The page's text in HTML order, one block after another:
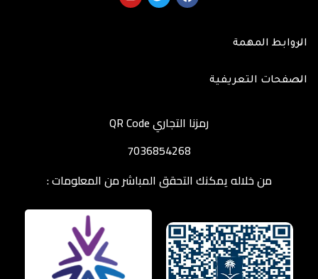
الروابط المهمة
الصفحات التعريفية
رمزنا التجاري QR Code
7036854268
من خلاله يمكنك التحقق المباشر من المعلومات :